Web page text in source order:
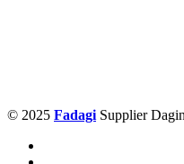
© 2025 Fadagi Supplier